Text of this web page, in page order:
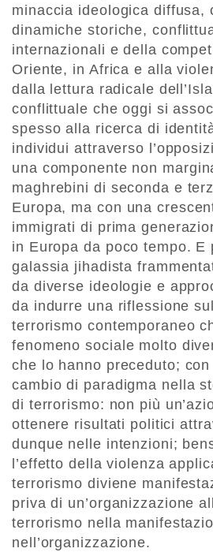
minaccia ideologica diffusa,
dinamiche storiche,
internazionali e della
Oriente, in Africa e alla
dalla lettura radicale
conflittuale che oggi si
spesso alla ricerca di
individui attraverso
una componente non
maghrebini di seconda e
Europa, ma con una
immigrati di prima
in Europa da poco tempo. E
galassia jihadista
da diverse ideologie e
da indurre una riflessione
terrorismo contemporaneo
fenomeno sociale molto
che lo hanno preceduto;
cambio di paradigma nella
di terrorismo: non più
ottenere risultati politici
dunque nelle intenzioni;
l’effetto della violenza
terrorismo diviene
priva di un’organizzazione
terrorismo nella
nell’organizzazione.